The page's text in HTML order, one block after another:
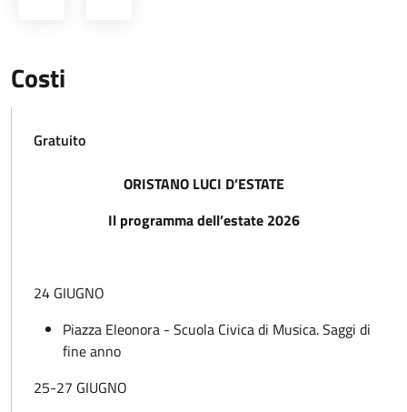
Costi
Gratuito
ORISTANO LUCI D’ESTATE
Il programma dell’estate 2026
24 GIUGNO
Piazza Eleonora - Scuola Civica di Musica. Saggi di
fine anno
25-27 GIUGNO